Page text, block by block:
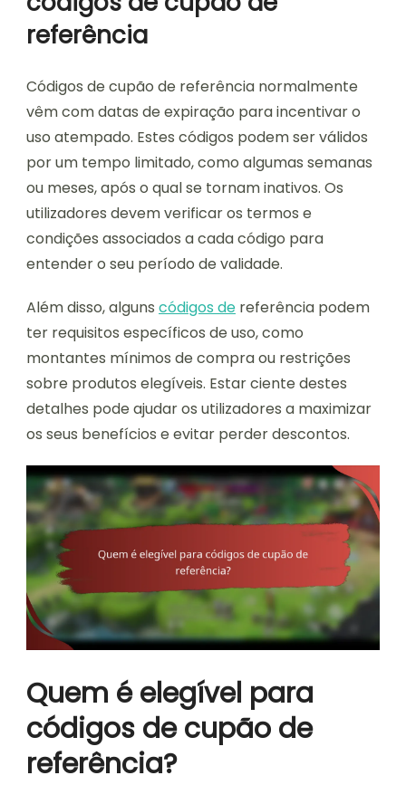
referência
Códigos de cupão de referência normalmente
vêm com datas de expiração para incentivar o
uso atempado. Estes códigos podem ser válidos
por um tempo limitado, como algumas semanas
ou meses, após o qual se tornam inativos. Os
utilizadores devem verificar os termos e
condições associados a cada código para
entender o seu período de validade.
Além disso, alguns códigos de referência podem
ter requisitos específicos de uso, como
montantes mínimos de compra ou restrições
sobre produtos elegíveis. Estar ciente destes
detalhes pode ajudar os utilizadores a maximizar
os seus benefícios e evitar perder descontos.
Quem é elegível para
códigos de cupão de
referência?